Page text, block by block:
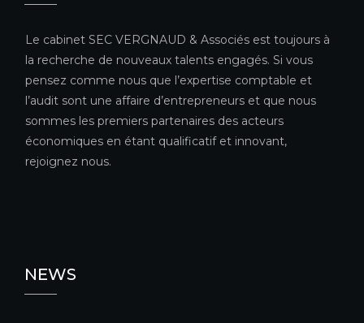
Le cabinet SEC VERGNAUD & Associés est toujours à
la recherche de nouveaux talents engagés. Si vous
pensez comme nous que l’expertise comptable et
l’audit sont une affaire d’entrepreneurs et que nous
sommes les premiers partenaires des acteurs
économiques en étant qualificatif et innovant,
rejoignez nous.
NEWS